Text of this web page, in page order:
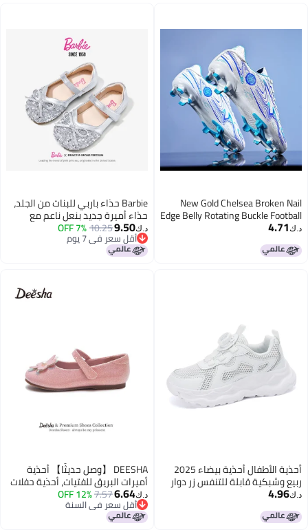
New Gold Chelsea Broken Nail
Edge Belly Rotating Buckle Football
Shoes
د.ك‏4.71
Barbie حذاء باربي للبنات من الجلد،
حذاء أميرة جديد بنعل ناعم مع
كريستال للبنات، حذاء فردي
Da6755، فضي، مقاس 33
د.ك‏9.50
10.25
7% OFF
أقل سعر في 7 يوم
أقل سعر في 7 يوم
أحذية الأطفال أحذية بيضاء 2025
ربيع وشبكية قابلة للتنفس زر دوار
للأطفال في المدارس الابتدائية
د.ك‏4.96
DEESHA 【وصل حديثًا】 أحذية
أميرات البريق للفتيات، أحذية حفلات
الربيع/الخريف الجديدة لأداء الحرم
الجامعي، أحذية رقص أنيقة
د.ك‏6.64
7.57
12% OFF
أقل سعر في السنة
أقل سعر في السنة